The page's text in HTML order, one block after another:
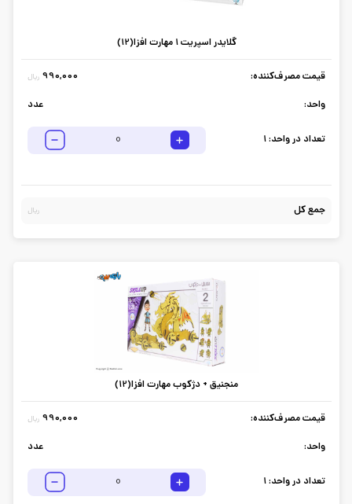
گلایدر اسپریت 1 مهارت افزا(12)
قیمت مصرف‌کننده: 990,000 ریال
واحد: عدد
تعداد در واحد:1
جمع کل ریال
منجنیق + دژکوب مهارت افزا(12)
قیمت مصرف‌کننده: 990,000 ریال
واحد: عدد
تعداد در واحد:1